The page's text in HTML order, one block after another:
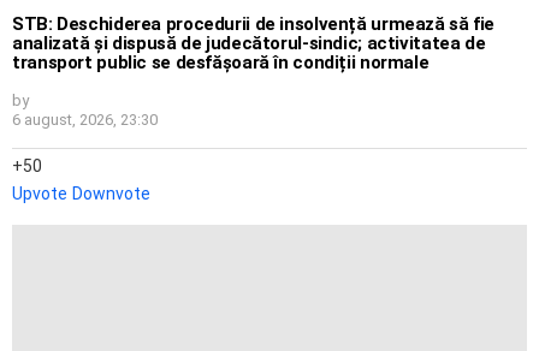
STB: Deschiderea procedurii de insolvență urmează să fie
analizată și dispusă de judecătorul-sindic; activitatea de
transport public se desfășoară în condiții normale
by
6 august, 2026, 23:30
50
Upvote Downvote